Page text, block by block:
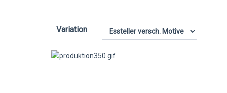
Variation